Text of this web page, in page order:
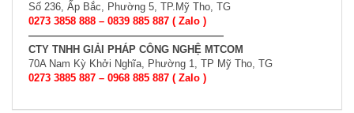
Số 236, Ấp Bắc, Phường 5, TP.Mỹ Tho, TG
0273 3858 888 – 0839 885 887 ( Zalo )
———————————————————
CTY TNHH GIẢI PHÁP CÔNG NGHỆ MTCOM
70A Nam Kỳ Khởi Nghĩa, Phường 1, TP Mỹ Tho, TG
0273 3885 887 – 0968 885 887 ( Zalo )